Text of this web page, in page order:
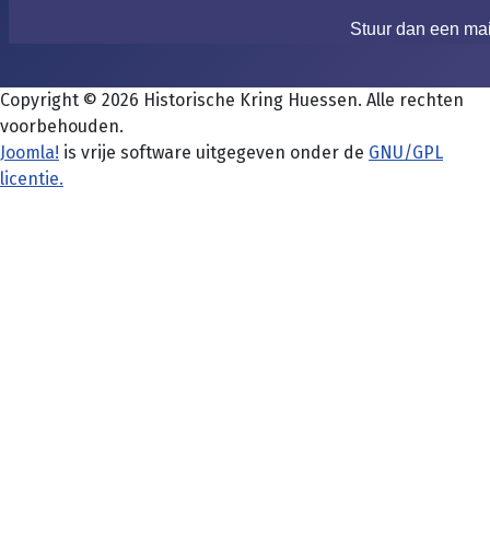
Stuur dan een
Copyright © 2026 Historische Kring Huessen. Alle rechten
voorbehouden.
Joomla! is vrije software uitgegeven onder de GNU/GPL
licentie.